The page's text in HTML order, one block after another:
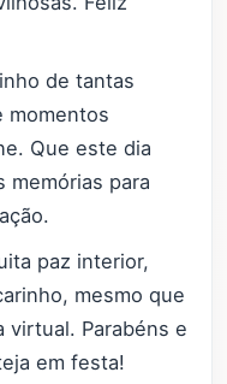
de tantas
momentos
Que este dia
memórias para
paz interior,
mesmo que
virtual. Parabéns e
em festa!